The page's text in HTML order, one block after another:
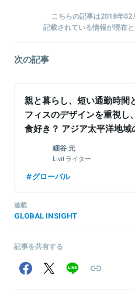
こちらの記事は2018年02
記載されている情報が現在
次の記事
親と暮らし、短い通勤時間
フィスのデザインを重視し
食好き？ アジア太平洋地域
ミレニアル世代の姿
細谷 元
Livit ライター
シンガポール在住ライター。主に
グローバル
連載
GLOBAL INSIGHT
記事を共有する